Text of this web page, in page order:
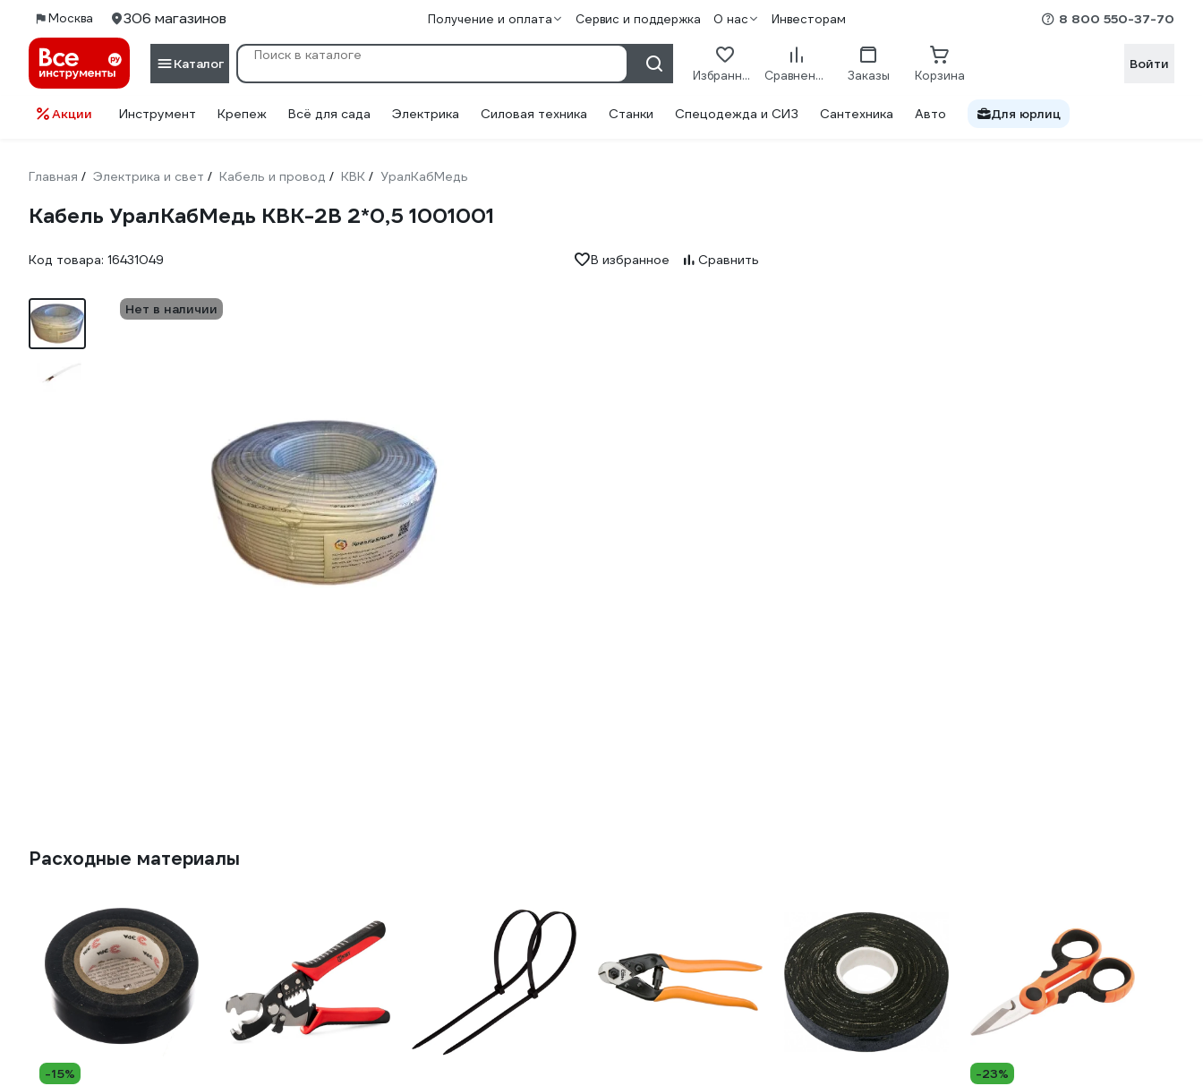
Москва 306 магазинов Получение и оплата Сервис и поддержка О нас Инвесторам 8 800 550-37-70
Каталог
Избранное Сравнение Заказы Корзина
Войти
Акции Инструмент Крепеж Всё для сада Электрика Силовая техника Станки Спецодежда и СИЗ Сантехника Авто Для юрлиц
Главная / Электрика и свет / Кабель и провод / КВК / УралКабМедь
Кабель УралКабМедь КВК-2В 2*0,5 1001001
Код товара: 16431049 В избранное Сравнить
Нет в наличии
Расходные материалы
-15% -23%